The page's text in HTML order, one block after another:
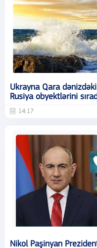
Ukrayna Qara
Rusiya obyektlərini
14:17
Nikol Paşinyan